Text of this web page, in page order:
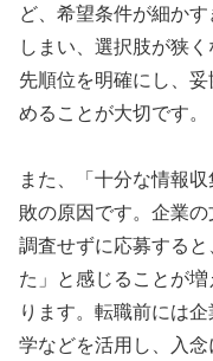
ど、希望条件が細か
しまい、選択肢が狭
先順位を明確にし、
めることが大切です。
また、「十分な情報
敗の原因です。企業
調査せずに応募する
た」と感じることが
ります。転職前には
学などを活用し、入念